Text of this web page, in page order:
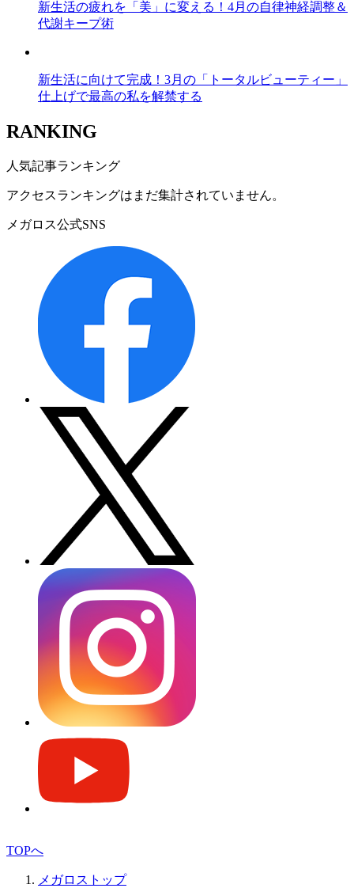
新生活の疲れを「美」に変える！4月の自律神経調整＆
代謝キープ術
新生活に向けて完成！3月の「トータルビューティー」
仕上げで最高の私を解禁する
RANKING
人気記事ランキング
アクセスランキングはまだ集計されていません。
メガロス公式SNS
TOPへ
メガロストップ